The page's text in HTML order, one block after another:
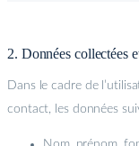
2. Données collectées
Dans le cadre de
contact, les données